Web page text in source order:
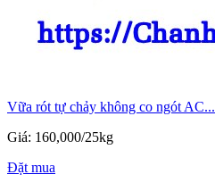
Vữa rót tự chảy không co ngót AC...
Giá: 160,000/25kg
Đặt mua